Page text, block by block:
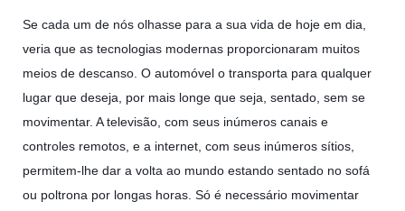
Se cada um de nós olhasse para a sua vida de hoje em dia,
veria que as tecnologias modernas proporcionaram muitos
meios de descanso. O automóvel o transporta para qualquer
lugar que deseja, por mais longe que seja, sentado, sem se
movimentar. A televisão, com seus inúmeros canais e
controles remotos, e a internet, com seus inúmeros sítios,
permitem-lhe dar a volta ao mundo estando sentado no sofá
ou poltrona por longas horas. Só é necessário movimentar